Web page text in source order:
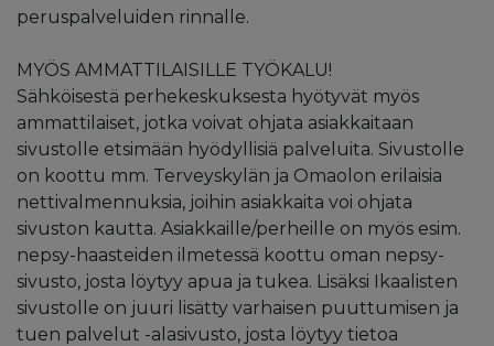
peruspalveluiden rinnalle.
MYÖS AMMATTILAISILLE TYÖKALU!
Sähköisestä perhekeskuksesta hyötyvät myös
ammattilaiset, jotka voivat ohjata asiakkaitaan
sivustolle etsimään hyödyllisiä palveluita. Sivustolle
on koottu mm. Terveyskylän ja Omaolon erilaisia
nettivalmennuksia, joihin asiakkaita voi ohjata
sivuston kautta. Asiakkaille/perheille on myös esim.
nepsy-haasteiden ilmetessä koottu oman nepsy-
sivusto, josta löytyy apua ja tukea. Lisäksi Ikaalisten
sivustolle on juuri lisätty varhaisen puuttumisen ja
tuen palvelut -alasivusto, josta löytyy tietoa